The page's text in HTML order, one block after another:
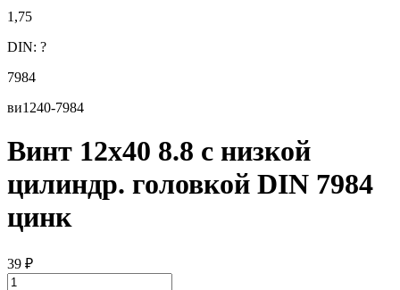
1,75
DIN: ?
7984
ви1240-7984
Винт 12х40 8.8 с низкой
цилиндр. головкой DIN 7984
цинк
39 ₽